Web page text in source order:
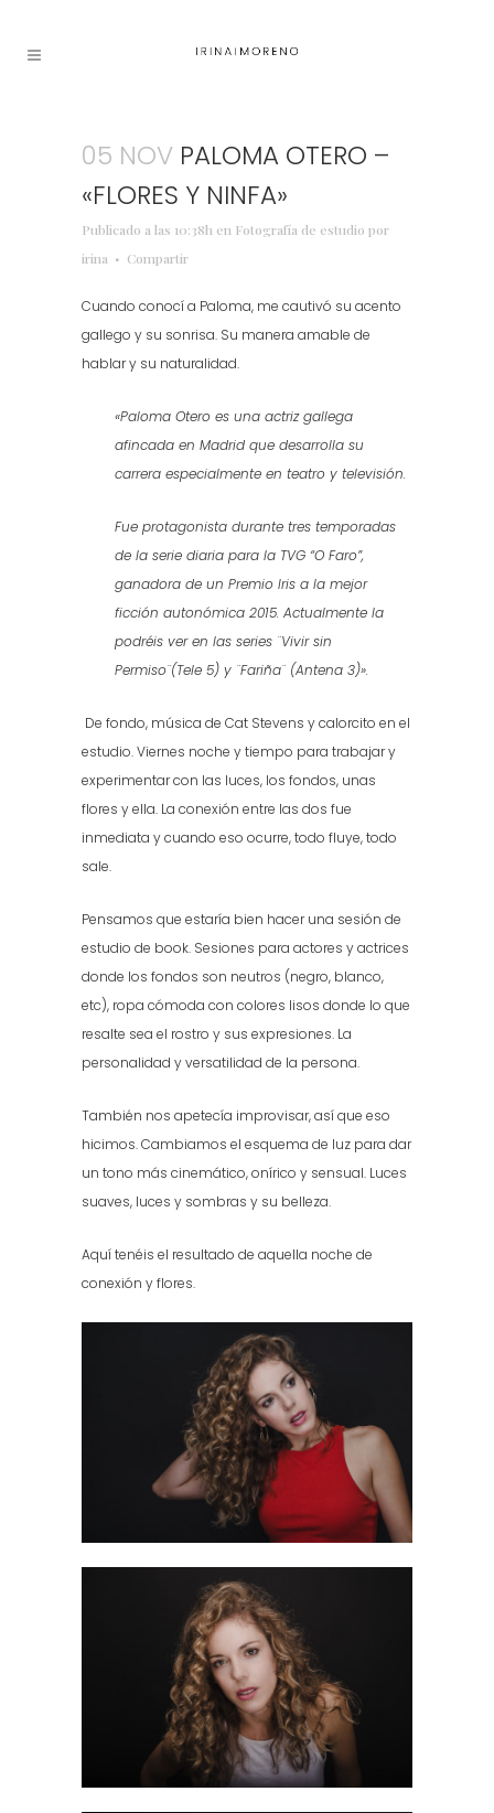
05 NOV PALOMA OTERO –
«FLORES Y NINFA»
Publicado a las 10:38h en Fotografía de estudio por
irina
Compartir
Cuando conocí a Paloma, me cautivó su acento
gallego y su sonrisa. Su manera amable de
hablar y su naturalidad.
«Paloma Otero es una actriz gallega
afincada en Madrid que desarrolla su
carrera especialmente en teatro y televisión.
Fue protagonista durante tres temporadas
de la serie diaria para la TVG “O Faro”,
ganadora de un Premio Iris a la mejor
ficción autonómica 2015. Actualmente la
podréis ver en las series ¨Vivir sin
Permiso¨(Tele 5) y ¨Fariña¨ (Antena 3)».
De fondo, música de Cat Stevens y calorcito en el
estudio. Viernes noche y tiempo para trabajar y
experimentar con las luces, los fondos, unas
flores y ella. La conexión entre las dos fue
inmediata y cuando eso ocurre, todo fluye, todo
sale.
Pensamos que estaría bien hacer una sesión de
estudio de book. Sesiones para actores y actrices
donde los fondos son neutros (negro, blanco,
etc), ropa cómoda con colores lisos donde lo que
resalte sea el rostro y sus expresiones. La
personalidad y versatilidad de la persona.
También nos apetecía improvisar, así que eso
hicimos. Cambiamos el esquema de luz para dar
un tono más cinemático, onírico y sensual. Luces
suaves, luces y sombras y su belleza.
Aquí tenéis el resultado de aquella noche de
conexión y flores.